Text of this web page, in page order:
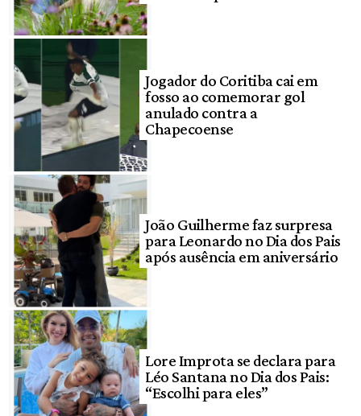
Jogador do Coritiba cai em
fosso ao comemorar gol
anulado contra a
Chapecoense
João Guilherme faz surpresa
para Leonardo no Dia dos Pais
após ausência em aniversário
Lore Improta se declara para
Léo Santana no Dia dos Pais:
“Escolhi para eles”